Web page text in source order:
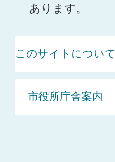
あります。
このサイトについて
市役所庁舎案内